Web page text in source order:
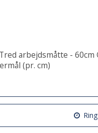
arbejdsmåtte - 60cm
(pr. cm)